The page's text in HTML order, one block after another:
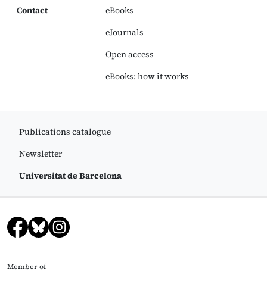
Contact
eBooks
eJournals
Open access
eBooks: how it works
Publications catalogue
Newsletter
Universitat de Barcelona
Member of